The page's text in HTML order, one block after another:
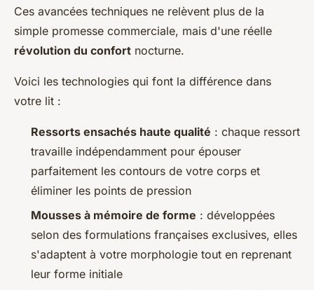
Ces avancées techniques ne relèvent plus de la
simple promesse commerciale, mais d'une réelle
révolution du confort nocturne.
Voici les technologies qui font la différence dans
votre lit :
Ressorts ensachés haute qualité : chaque ressort
travaille indépendamment pour épouser
parfaitement les contours de votre corps et
éliminer les points de pression
Mousses à mémoire de forme : développées
selon des formulations françaises exclusives, elles
s'adaptent à votre morphologie tout en reprenant
leur forme initiale